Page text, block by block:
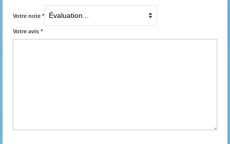
Votre note *
Votre avis *